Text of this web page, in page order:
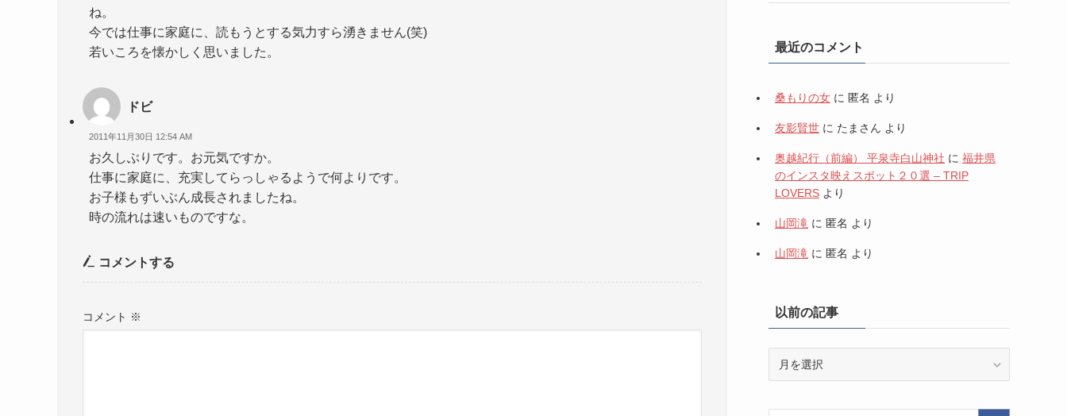
ね。
今では仕事に家庭に、読もうとする気力すら湧きません(笑)
若いころを懐かしく思いました。
ドビ
2011年11月30日 12:54 AM
お久しぶりです。お元気ですか。
仕事に家庭に、充実してらっしゃるようで何よりです。
お子様もずいぶん成長されましたね。
時の流れは速いものですな。
コメントする
コメント ※
最近のコメント
桑もりの女 に 匿名 より
友影賢世 に たまさん より
奥越紀行（前編） 平泉寺白山神社 に 福井県
のインスタ映えスポット２０選 – TRIP
LOVERS より
山岡滝 に 匿名 より
山岡滝 に 匿名 より
以前の記事
記